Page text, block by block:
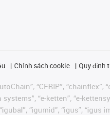
Chính sách cookie Quy định
“CFRIP”, “chainflex”,
systems”, “e-ketten”, “e-
“igumid”, “igus”,